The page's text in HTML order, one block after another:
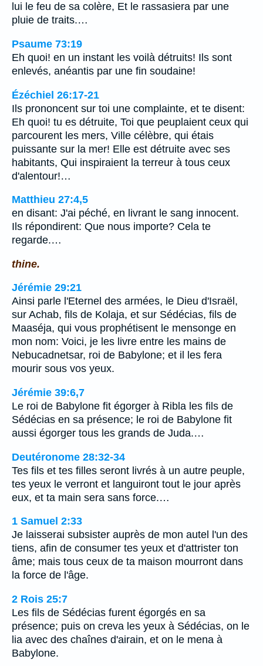
lui le feu de sa colère, Et le rassasiera par une
pluie de traits.…
Psaume 73:19
Eh quoi! en un instant les voilà détruits! Ils sont
enlevés, anéantis par une fin soudaine!
Ézéchiel 26:17-21
Ils prononcent sur toi une complainte, et te disent:
Eh quoi! tu es détruite, Toi que peuplaient ceux qui
parcourent les mers, Ville célèbre, qui étais
puissante sur la mer! Elle est détruite avec ses
habitants, Qui inspiraient la terreur à tous ceux
d'alentour!…
Matthieu 27:4,5
en disant: J'ai péché, en livrant le sang innocent.
Ils répondirent: Que nous importe? Cela te
regarde.…
thine.
Jérémie 29:21
Ainsi parle l'Eternel des armées, le Dieu d'Israël,
sur Achab, fils de Kolaja, et sur Sédécias, fils de
Maaséja, qui vous prophétisent le mensonge en
mon nom: Voici, je les livre entre les mains de
Nebucadnetsar, roi de Babylone; et il les fera
mourir sous vos yeux.
Jérémie 39:6,7
Le roi de Babylone fit égorger à Ribla les fils de
Sédécias en sa présence; le roi de Babylone fit
aussi égorger tous les grands de Juda.…
Deutéronome 28:32-34
Tes fils et tes filles seront livrés à un autre peuple,
tes yeux le verront et languiront tout le jour après
eux, et ta main sera sans force.…
1 Samuel 2:33
Je laisserai subsister auprès de mon autel l'un des
tiens, afin de consumer tes yeux et d'attrister ton
âme; mais tous ceux de ta maison mourront dans
la force de l'âge.
2 Rois 25:7
Les fils de Sédécias furent égorgés en sa
présence; puis on creva les yeux à Sédécias, on le
lia avec des chaînes d'airain, et on le mena à
Babylone.